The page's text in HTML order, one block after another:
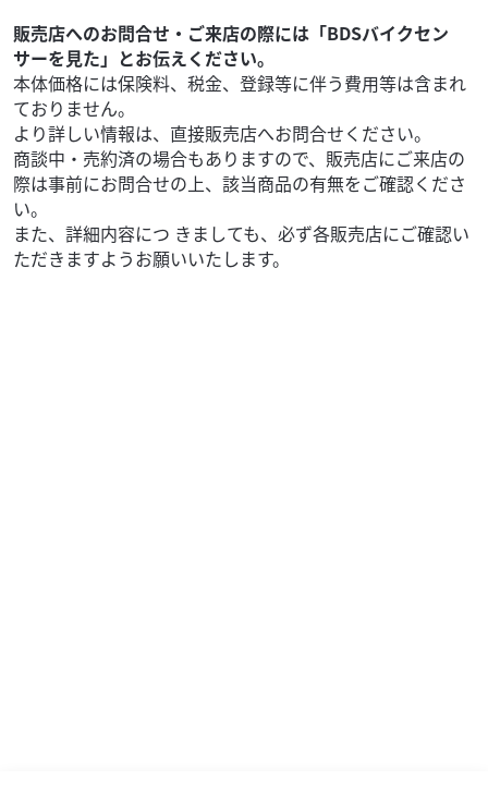
販売店へのお問合せ・ご来店の際には「BDSバイクセン
サーを見た」とお伝えください。
本体価格には保険料、税金、登録等に伴う費用等は含まれ
ておりません。
より詳しい情報は、直接販売店へお問合せください。
商談中・売約済の場合もありますので、販売店にご来店の
際は事前にお問合せの上、該当商品の有無をご確認くださ
い。
また、詳細内容につ きましても、必ず各販売店にご確認い
ただきますようお願いいたします。